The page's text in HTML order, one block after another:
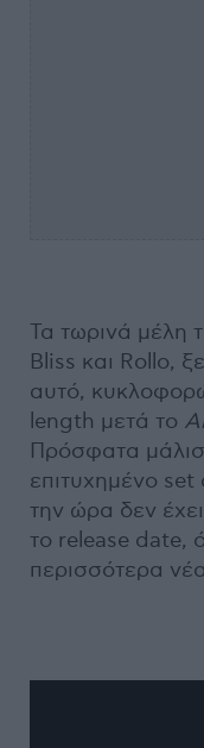
Τα τωρινά μέλη
Bliss και Rollo,
αυτό,
length μετά το
Πρόσφατα
επιτυχημένο
την ώρα δεν
το release date,
περισσότερα